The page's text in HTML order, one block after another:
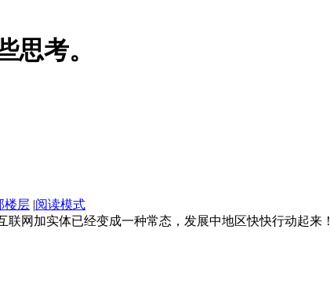
思考。
楼层 |阅读模式
网加实体已经变成一种常态，发展中地区快快行动起来！